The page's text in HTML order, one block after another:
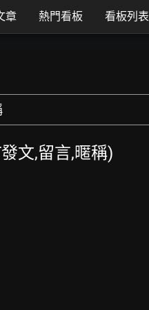
章 熱門看板 看板列表
文,留言,暱稱)